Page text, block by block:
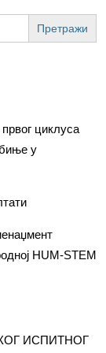
циклуса
у
HUM-STEM
ИСПИТНОГ